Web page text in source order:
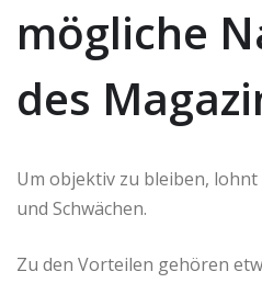
mögliche
des
Um objektiv zu bleiben,
und Schwächen.
Zu den Vorteilen gehören